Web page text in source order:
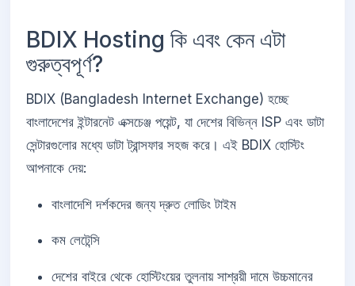
BDIX Hosting কি এবং কেন এটা
গুরুত্বপূর্ণ?
BDIX (Bangladesh Internet Exchange) হচ্ছে
বাংলাদেশের ইন্টারনেট এক্সচেঞ্জ পয়েন্ট, যা দেশের বিভিন্ন ISP এবং ডাটা
সেন্টারগুলোর মধ্যে ডাটা ট্রান্সফার সহজ করে। এই BDIX হোস্টিং
আপনাকে দেয়:
বাংলাদেশি দর্শকদের জন্য দ্রুত লোডিং টাইম
কম লেটেন্সি
দেশের বাইরে থেকে হোস্টিংয়ের তুলনায় সাশ্রয়ী দামে উচ্চমানের